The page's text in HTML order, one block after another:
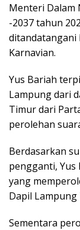
Menteri Dalam
-2037 tahun
ditandatangani
Karnavian.
Yus Bariah
Lampung dari
Timur dari
perolehan
Berdasarkan
pengganti, Yus
yang
Dapil Lampung
Sementara